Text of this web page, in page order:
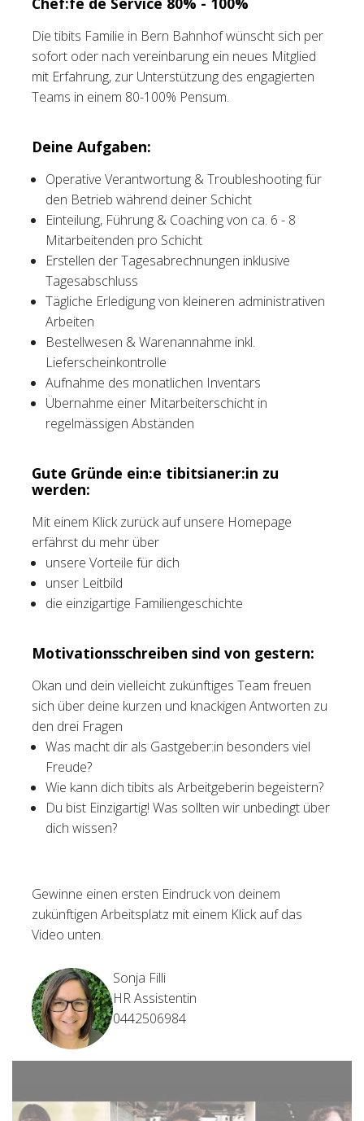
Tischreservation
Login
Schweiz (DE)
Die tibits Familie in Bern Bahnhof wünscht sich per
sofort oder nach vereinbarung ein neues Mitglied
mit Erfahrung, zur Unterstützung des engagierten
Teams in einem 80-100% Pensum.
Deine Aufgaben:
Operative Verantwortung & Troubleshooting für
den Betrieb während deiner Schicht
Einteilung, Führung & Coaching von ca. 6 - 8
Mitarbeitenden pro Schicht
Erstellen der Tagesabrechnungen inklusive
Tagesabschluss
Tägliche Erledigung von kleineren administrativen
Arbeiten
Bestellwesen & Warenannahme inkl.
Lieferscheinkontrolle
Aufnahme des monatlichen Inventars
Übernahme einer Mitarbeiterschicht in
regelmässigen Abständen
Gute Gründe ein:e tibitsianer:in zu
werden:
Mit einem Klick zurück auf unsere Homepage
erfährst du mehr über
unsere Vorteile für dich
unser Leitbild
die einzigartige Familiengeschichte
Motivationsschreiben sind von gestern:
Okan und dein vielleicht zukünftiges Team freuen
sich über deine kurzen und knackigen Antworten zu
den drei Fragen
Was macht dir als Gastgeber:in besonders viel
Freude?
Wie kann dich tibits als Arbeitgeberin begeistern?
Du bist Einzigartig! Was sollten wir unbedingt über
dich wissen?
Gewinne einen ersten Eindruck von deinem
zukünftigen Arbeitsplatz mit einem Klick auf das
Video unten.
Sonja Filli
HR Assistentin
0442506984